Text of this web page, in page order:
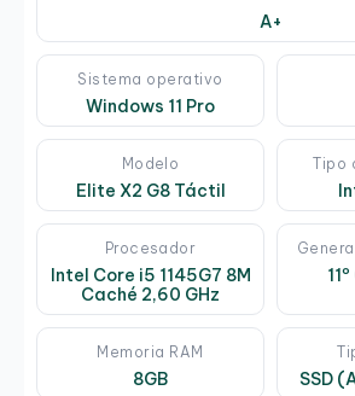
A+
Sistema operativo
Windows 11 Pro
Modelo
Elite X2 G8 Táctil
Tipo
Procesador
Intel Core i5 1145G7 8M
Caché 2,60 GHz
Memoria RAM
8GB SSD